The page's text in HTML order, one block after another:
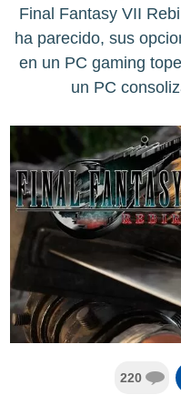
Final Fantasy VII
ha parecido, sus
en un PC gaming
un PC
220